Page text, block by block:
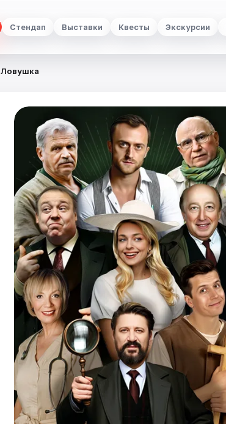
Стендап Выставки Квесты Экскурсии
Ловушка